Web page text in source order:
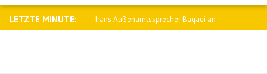
LETZTE MINUTE:
Baqaei an Saar: Wir werden die Beziehungen zu